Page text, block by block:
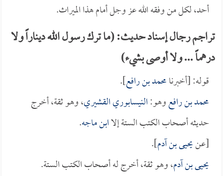
أحد، لكل من وفقه الله عز وجل أمام هذا الميراث.
تراجم رجال إسناد حديث: (ما ترك رسول الله ديناراً ولا
درهماً ... ولا أوصى بشيء)
قوله: [أخبرنامحمد بن رافع].
محمد بن رافعوهو:النيسابوري القشيري، وهو ثقة، أخرج
حديثه أصحاب الكتب الستة إلاابن ماجه.
[عنيحيى بن آدم].
يحيى بن آدم، وهو ثقة، أخرج له أصحاب الكتب الستة.